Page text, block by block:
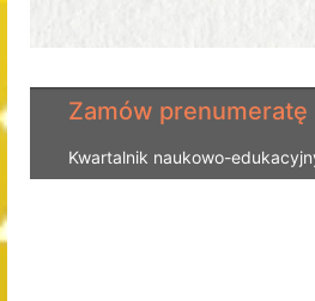
Zamów prenumeratę
Kwartalnik naukowo-